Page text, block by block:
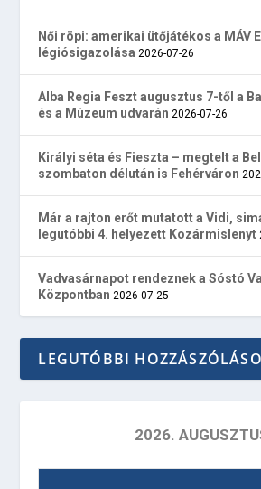
Női röpi: amerikai ütőjátékos a MÁV
légiósigazolása 2026-07-26
Alba Regia Feszt augusztus 7-től a
és a Múzeum udvarán 2026-07-26
Királyi séta és Fieszta – megtelt a
szombaton délután is Fehérváron
Már a rajton erőt mutatott a Vidi,
legutóbbi 4. helyezett Kozármislenyt
Vadvasárnapot rendeznek a Sóstó
Központban 2026-07-25
LEGUTÓBBI
2026.